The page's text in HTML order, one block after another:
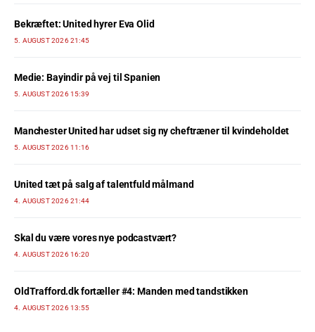
Bekræftet: United hyrer Eva Olid
5. AUGUST 2026 21:45
Medie: Bayindir på vej til Spanien
5. AUGUST 2026 15:39
Manchester United har udset sig ny cheftræner til kvindeholdet
5. AUGUST 2026 11:16
United tæt på salg af talentfuld målmand
4. AUGUST 2026 21:44
Skal du være vores nye podcastvært?
4. AUGUST 2026 16:20
OldTrafford.dk fortæller #4: Manden med tandstikken
4. AUGUST 2026 13:55